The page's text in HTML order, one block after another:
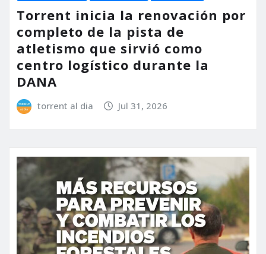
Torrent inicia la renovación por
completo de la pista de
atletismo que sirvió como
centro logístico durante la
DANA
torrent al dia Jul 31, 2026